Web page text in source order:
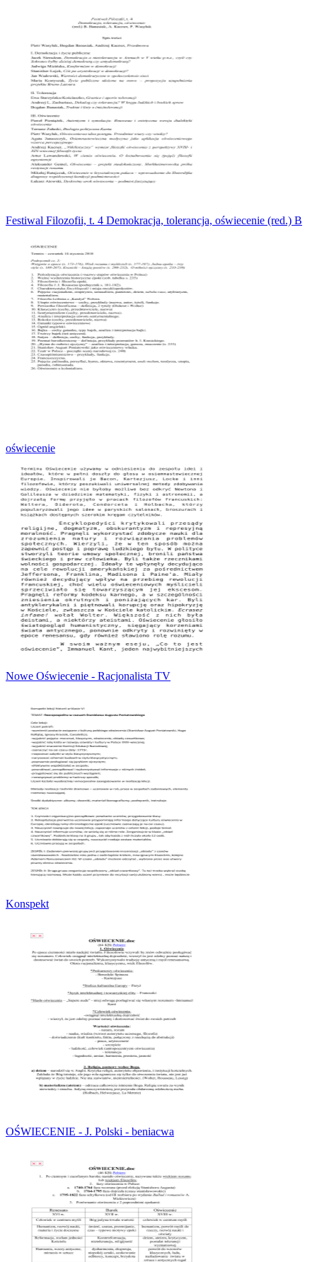
Festiwal Filozofii, t. 4 Demokracja, tolerancja, oświecenie (red.) B
oświecenie
Nowe Oświecenie - Racjonalista TV
Konspekt
OŚWIECENIE - J. Polski - beniacwa